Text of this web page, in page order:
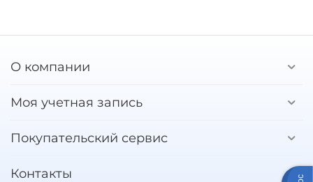
О компании
Моя учетная запись
Покупательский сервис
Контакты